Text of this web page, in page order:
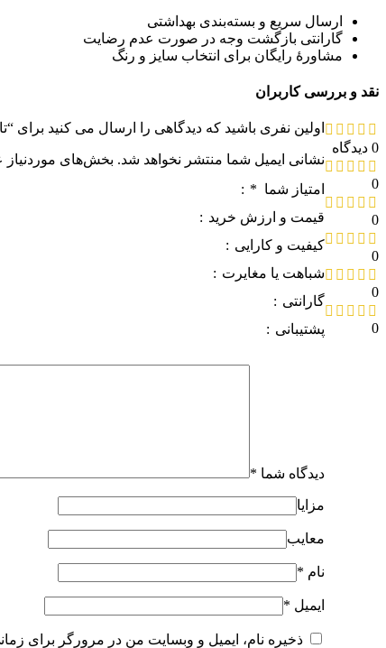
ارسال سریع و بسته‌بندی بهداشتی
گارانتی بازگشت وجه در صورت عدم رضایت
مشاورهٔ رایگان برای انتخاب سایز و رنگ
نقد و بررسی کاربران
0 دیدگاه
0
0
0
0
0
اولین نفری باشید که دیدگاهی را ارسال می کنید برای
نشانی ایمیل شما منتشر نخواهد شد. بخش‌های موردنیاز
امتیاز شما *
قیمت و ارزش خرید
کیفیت و کارایی
شباهت یا مغایرت
گارانتی
پشتیبانی
دیدگاه شما *
مزایا
معایب
نام *
ایمیل *
ذخیره نام، ایمیل و وبسایت من در مرورگر برای